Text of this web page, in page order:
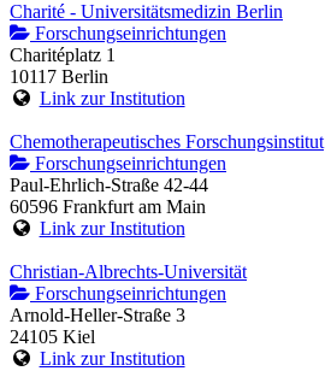
Charité - Universitätsmedizin Berlin
Forschungseinrichtungen
Charitéplatz 1
10117 Berlin
Link zur Institution
Chemotherapeutisches Forschungsinstitut
Forschungseinrichtungen
Paul-Ehrlich-Straße 42-44
60596 Frankfurt am Main
Link zur Institution
Christian-Albrechts-Universität
Forschungseinrichtungen
Arnold-Heller-Straße 3
24105 Kiel
Link zur Institution